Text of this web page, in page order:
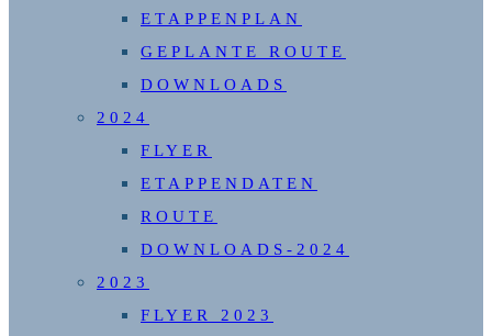
ETAPPENPLAN
GEPLANTE ROUTE
DOWNLOADS
2024
FLYER
ETAPPENDATEN
ROUTE
DOWNLOADS-2024
2023
FLYER 2023